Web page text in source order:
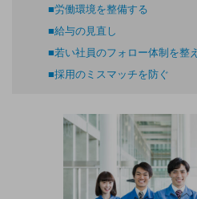
■労働環境を整備する
■給与の見直し
■若い社員のフォロー体制を整
■採用のミスマッチを防ぐ